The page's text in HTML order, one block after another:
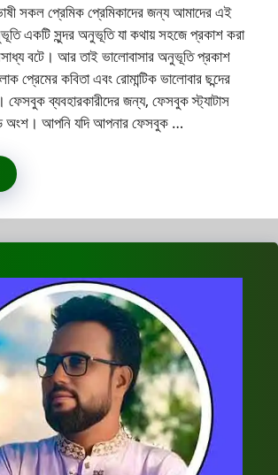
সকল প্রেমিক প্রেমিকাদের জন্য আমাদের এই
একটি সুন্দর অনুভূতি যা কথায় সহজে প্রকাশ করা
বটে। আর তাই ভালোবাসার অনুভূতি প্রকাশ
প্রেমের কবিতা এবং রোমান্টিক ভালোবার ছন্দের
ব্যবহারকারীদের জন্য, ফেসবুক স্ট্যাটাস
অংশ। আপনি যদি আপনার ফেসবুক …